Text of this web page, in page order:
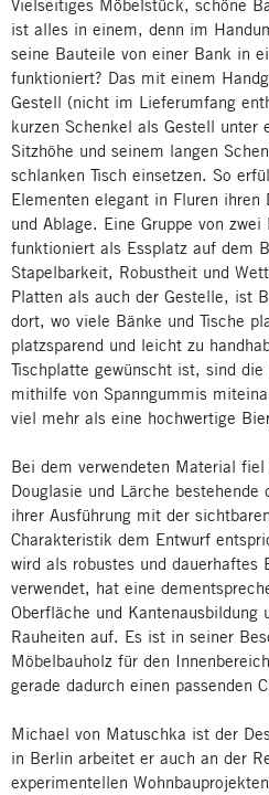
Vielseitiges Möbelstück, schöne
ist alles in einem, denn im
seine Bauteile von einer Bank in
funktioniert? Das mit einem
Gestell (nicht im Lieferumfang
kurzen Schenkel als Gestell unter
Sitzhöhe und seinem langen
schlanken Tisch einsetzen. So
Elementen elegant in Fluren ihren
und Ablage. Eine Gruppe von
funktioniert als Essplatz auf dem
Stapelbarkeit, Robustheit und
Platten als auch der Gestelle, ist
dort, wo viele Bänke und Tische
platzsparend und leicht zu
Tischplatte gewünscht ist, sind
mithilfe von Spanngummis
viel mehr als eine hochwertige
Bei dem verwendeten Material
Douglasie und Lärche
ihrer Ausführung mit der
Charakteristik dem Entwurf
wird als robustes und dauerhaftes
verwendet, hat eine
Oberfläche und Kantenausbildung
Rauheiten auf. Es ist in seiner
Möbelbauholz für den
gerade dadurch einen passenden
Michael von Matuschka ist der
in Berlin arbeitet er auch an der
experimentellen